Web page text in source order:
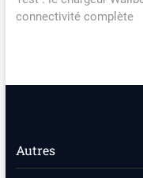
connectivité complète
Autres